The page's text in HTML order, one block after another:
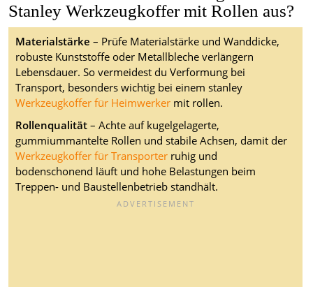
Stanley Werkzeugkoffer mit Rollen aus?
Materialstärke – Prüfe Materialstärke und Wanddicke,
robuste Kunststoffe oder Metallbleche verlängern
Lebensdauer. So vermeidest du Verformung bei
Transport, besonders wichtig bei einem stanley
Werkzeugkoffer für Heimwerker mit rollen.
Rollenqualität– Achte auf kugelgelagerte,
gummiummantelte Rollen und stabile Achsen, damit der
Werkzeugkoffer für Transporter ruhig und
bodenschonend läuft und hohe Belastungen beim
Treppen- und Baustellenbetrieb standhält.